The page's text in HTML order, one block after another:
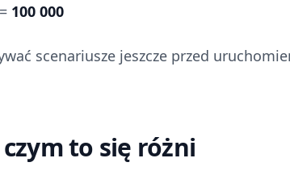
100 000
scenariusze jeszcze przed
czym to się różni